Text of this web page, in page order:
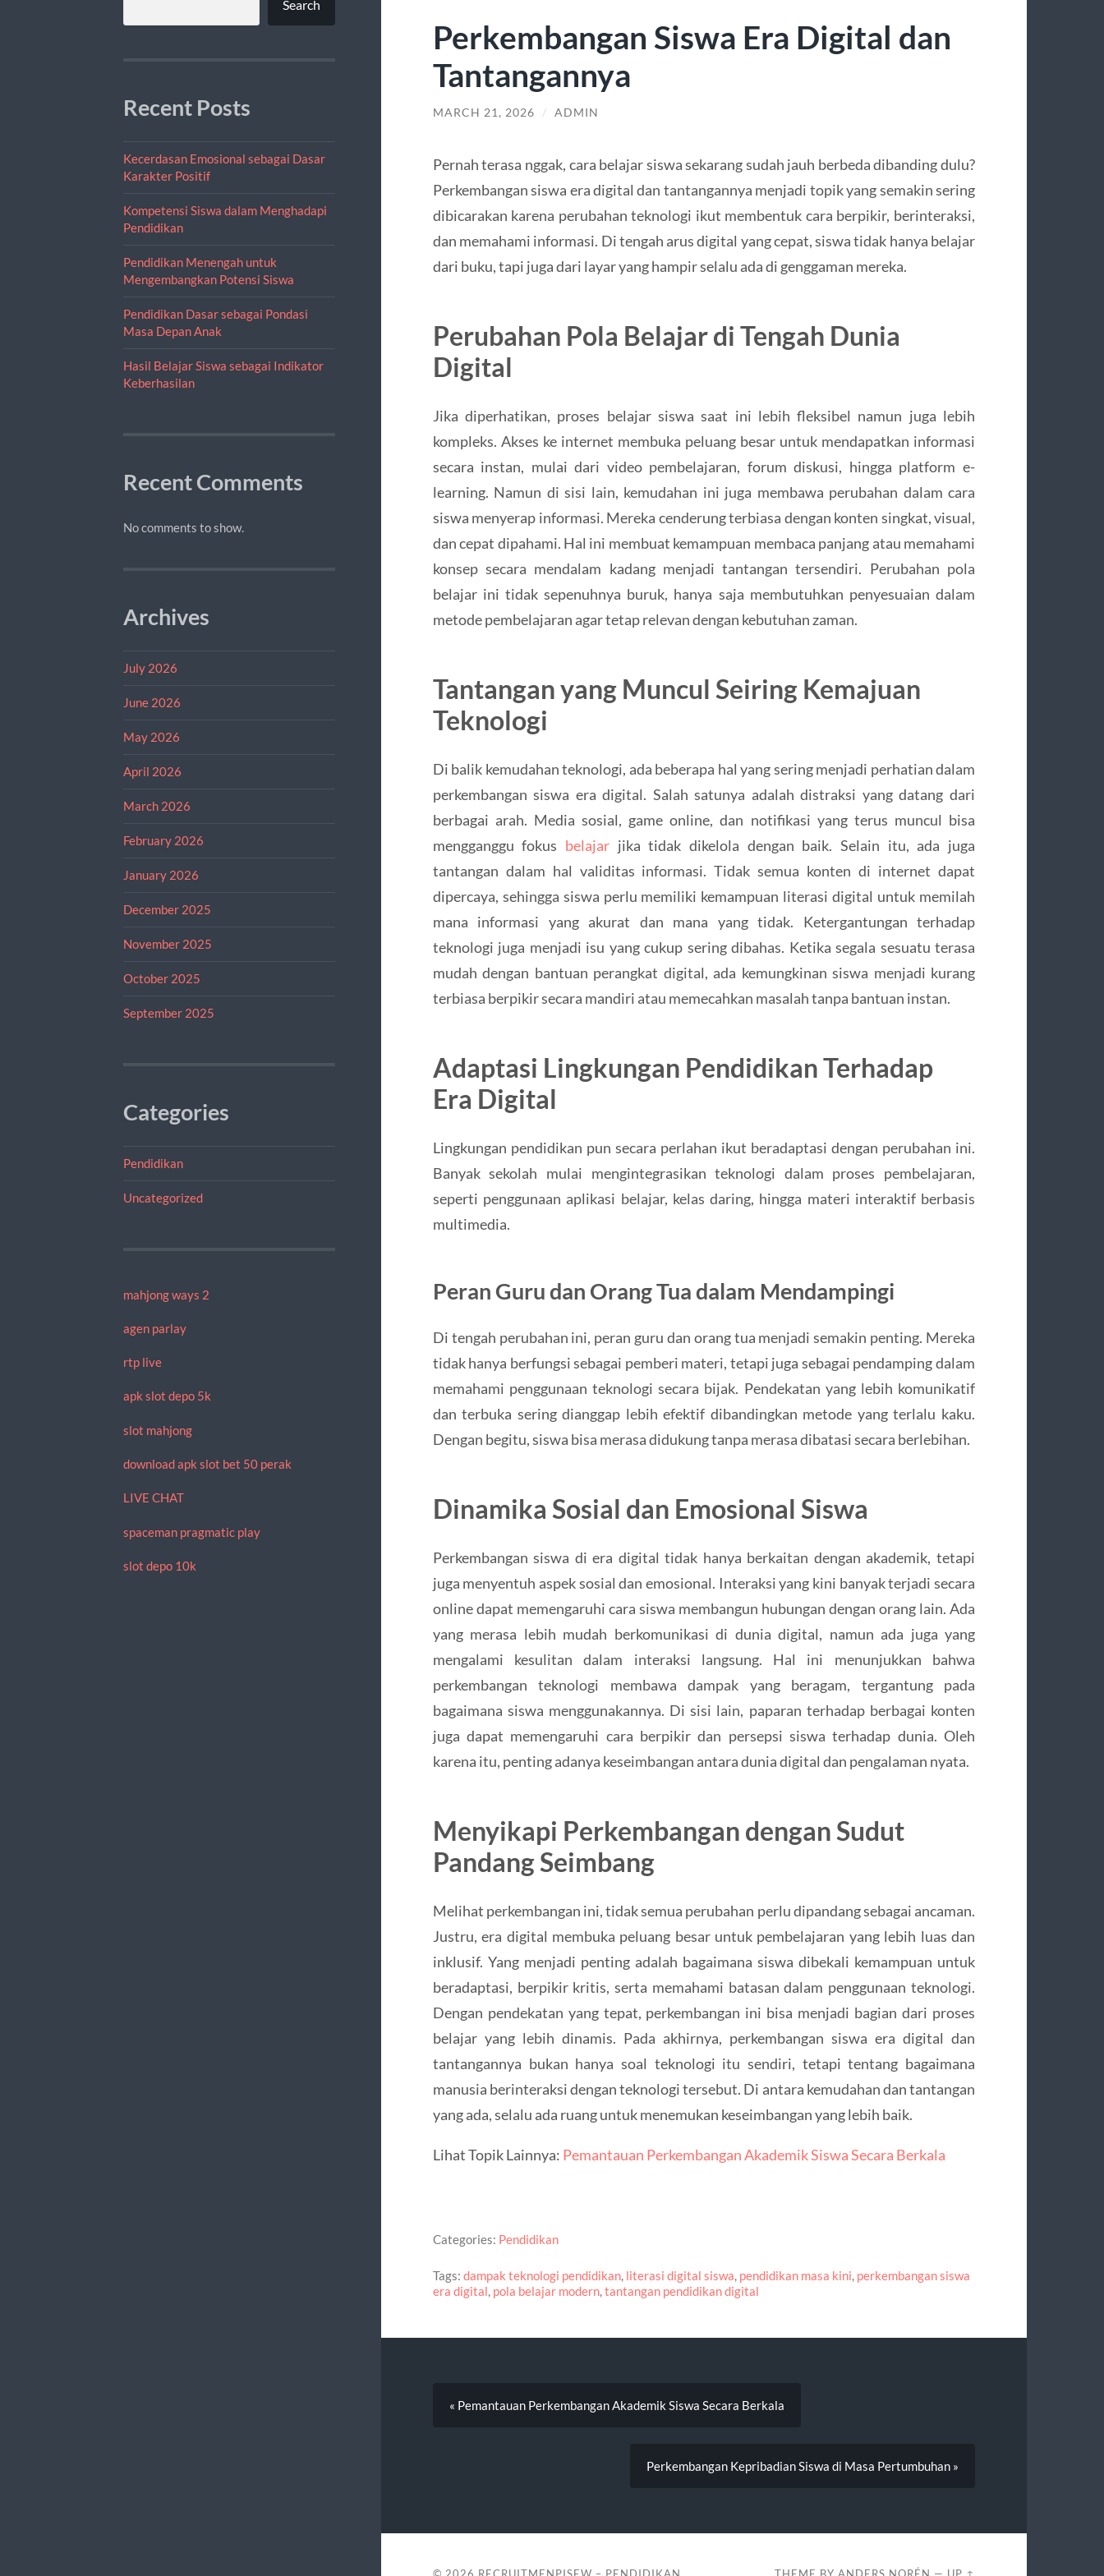
Search
Recent Posts
Kecerdasan Emosional sebagai Dasar
Karakter Positif
Kompetensi Siswa dalam Menghadapi
Pendidikan
Pendidikan Menengah untuk
Mengembangkan Potensi Siswa
Pendidikan Dasar sebagai Pondasi
Masa Depan Anak
Hasil Belajar Siswa sebagai Indikator
Keberhasilan
Recent Comments
No comments to show.
Archives
July 2026
June 2026
May 2026
April 2026
March 2026
February 2026
January 2026
December 2025
November 2025
October 2025
September 2025
Categories
Pendidikan
Uncategorized
mahjong ways 2
agen parlay
rtp live
apk slot depo 5k
slot mahjong
download apk slot bet 50 perak
LIVE CHAT
spaceman pragmatic play
slot depo 10k
Perkembangan Siswa Era Digital dan
Tantangannya
MARCH 21, 2026 / ADMIN
Pernah terasa nggak, cara belajar siswa sekarang sudah jauh berbeda dibanding dulu?
Perkembangan siswa era digital dan tantangannya menjadi topik yang semakin sering
dibicarakan karena perubahan teknologi ikut membentuk cara berpikir, berinteraksi,
dan memahami informasi. Di tengah arus digital yang cepat, siswa tidak hanya belajar
dari buku, tapi juga dari layar yang hampir selalu ada di genggaman mereka.
Perubahan Pola Belajar di Tengah Dunia
Digital
Jika diperhatikan, proses belajar siswa saat ini lebih fleksibel namun juga lebih
kompleks. Akses ke internet membuka peluang besar untuk mendapatkan informasi
secara instan, mulai dari video pembelajaran, forum diskusi, hingga platform e-
learning. Namun di sisi lain, kemudahan ini juga membawa perubahan dalam cara
siswa menyerap informasi. Mereka cenderung terbiasa dengan konten singkat, visual,
dan cepat dipahami. Hal ini membuat kemampuan membaca panjang atau memahami
konsep secara mendalam kadang menjadi tantangan tersendiri. Perubahan pola
belajar ini tidak sepenuhnya buruk, hanya saja membutuhkan penyesuaian dalam
metode pembelajaran agar tetap relevan dengan kebutuhan zaman.
Tantangan yang Muncul Seiring Kemajuan
Teknologi
Di balik kemudahan teknologi, ada beberapa hal yang sering menjadi perhatian dalam
perkembangan siswa era digital. Salah satunya adalah distraksi yang datang dari
berbagai arah. Media sosial, game online, dan notifikasi yang terus muncul bisa
mengganggu fokus belajar jika tidak dikelola dengan baik. Selain itu, ada juga
tantangan dalam hal validitas informasi. Tidak semua konten di internet dapat
dipercaya, sehingga siswa perlu memiliki kemampuan literasi digital untuk memilah
mana informasi yang akurat dan mana yang tidak. Ketergantungan terhadap
teknologi juga menjadi isu yang cukup sering dibahas. Ketika segala sesuatu terasa
mudah dengan bantuan perangkat digital, ada kemungkinan siswa menjadi kurang
terbiasa berpikir secara mandiri atau memecahkan masalah tanpa bantuan instan.
Adaptasi Lingkungan Pendidikan Terhadap
Era Digital
Lingkungan pendidikan pun secara perlahan ikut beradaptasi dengan perubahan ini.
Banyak sekolah mulai mengintegrasikan teknologi dalam proses pembelajaran,
seperti penggunaan aplikasi belajar, kelas daring, hingga materi interaktif berbasis
multimedia.
Peran Guru dan Orang Tua dalam Mendampingi
Di tengah perubahan ini, peran guru dan orang tua menjadi semakin penting. Mereka
tidak hanya berfungsi sebagai pemberi materi, tetapi juga sebagai pendamping dalam
memahami penggunaan teknologi secara bijak. Pendekatan yang lebih komunikatif
dan terbuka sering dianggap lebih efektif dibandingkan metode yang terlalu kaku.
Dengan begitu, siswa bisa merasa didukung tanpa merasa dibatasi secara berlebihan.
Dinamika Sosial dan Emosional Siswa
Perkembangan siswa di era digital tidak hanya berkaitan dengan akademik, tetapi
juga menyentuh aspek sosial dan emosional. Interaksi yang kini banyak terjadi secara
online dapat memengaruhi cara siswa membangun hubungan dengan orang lain. Ada
yang merasa lebih mudah berkomunikasi di dunia digital, namun ada juga yang
mengalami kesulitan dalam interaksi langsung. Hal ini menunjukkan bahwa
perkembangan teknologi membawa dampak yang beragam, tergantung pada
bagaimana siswa menggunakannya. Di sisi lain, paparan terhadap berbagai konten
juga dapat memengaruhi cara berpikir dan persepsi siswa terhadap dunia. Oleh
karena itu, penting adanya keseimbangan antara dunia digital dan pengalaman nyata.
Menyikapi Perkembangan dengan Sudut
Pandang Seimbang
Melihat perkembangan ini, tidak semua perubahan perlu dipandang sebagai ancaman.
Justru, era digital membuka peluang besar untuk pembelajaran yang lebih luas dan
inklusif. Yang menjadi penting adalah bagaimana siswa dibekali kemampuan untuk
beradaptasi, berpikir kritis, serta memahami batasan dalam penggunaan teknologi.
Dengan pendekatan yang tepat, perkembangan ini bisa menjadi bagian dari proses
belajar yang lebih dinamis. Pada akhirnya, perkembangan siswa era digital dan
tantangannya bukan hanya soal teknologi itu sendiri, tetapi tentang bagaimana
manusia berinteraksi dengan teknologi tersebut. Di antara kemudahan dan tantangan
yang ada, selalu ada ruang untuk menemukan keseimbangan yang lebih baik.
Lihat Topik Lainnya: Pemantauan Perkembangan Akademik Siswa Secara Berkala
Categories: Pendidikan
Tags: dampak teknologi pendidikan, literasi digital siswa, pendidikan masa kini, perkembangan siswa
era digital, pola belajar modern,tantangan pendidikan digital
« Pemantauan Perkembangan Akademik Siswa Secara Berkala
Perkembangan Kepribadian Siswa di Masa Pertumbuhan »